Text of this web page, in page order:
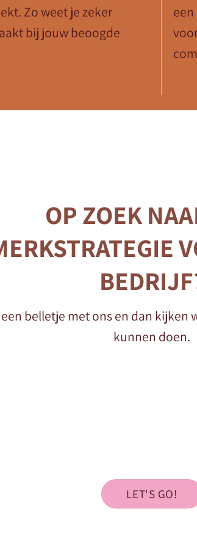
Zo weet je zeker
bij jouw beoogde
OP ZOEK
belletje met ons en dan kijken
kunnen doen.
LET'S GO!